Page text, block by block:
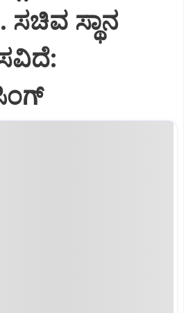
ಸಚಿವ ಸ್ಥಾನ